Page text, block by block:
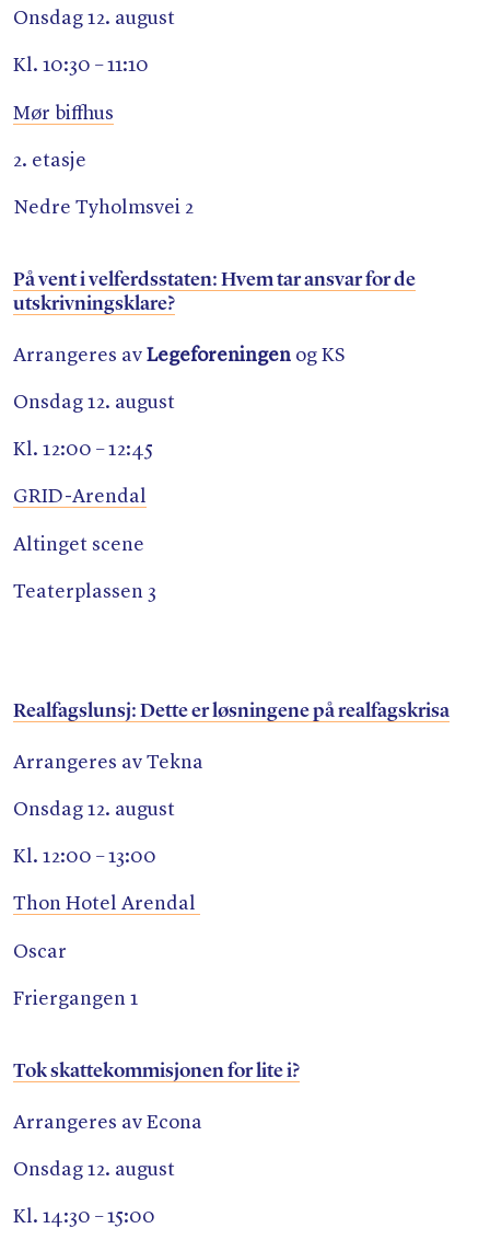
Onsdag 12. august
Kl. 10:30 – 11:10
Mør biffhus
2. etasje
Nedre Tyholmsvei 2
På vent i velferdsstaten: Hvem tar ansvar for de
utskrivningsklare?
Arrangeres av Legeforeningen og KS
Onsdag 12. august
Kl. 12:00 – 12:45
GRID-Arendal
Altinget scene
Teaterplassen 3
Realfagslunsj: Dette er løsningene på realfagskrisa
Arrangeres av Tekna
Onsdag 12. august
Kl. 12:00 – 13:00
Thon Hotel Arendal
Oscar
Friergangen 1
Tok skattekommisjonen for lite i?
Arrangeres av Econa
Onsdag 12. august
Kl. 14:30 – 15:00